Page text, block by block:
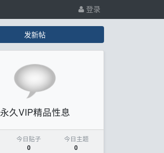
登录
发新帖
永久VIP精品性息
今日贴子
0
今日主题
0